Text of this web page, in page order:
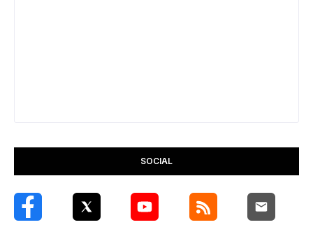
SOCIAL